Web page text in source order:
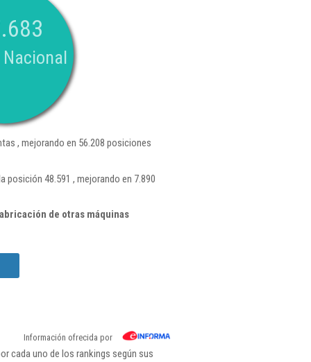
, mejorando en 56.208 posiciones
posición 48.591 , mejorando en 7.890
de otras máquinas
Información ofrecida por
cada uno de los rankings según sus